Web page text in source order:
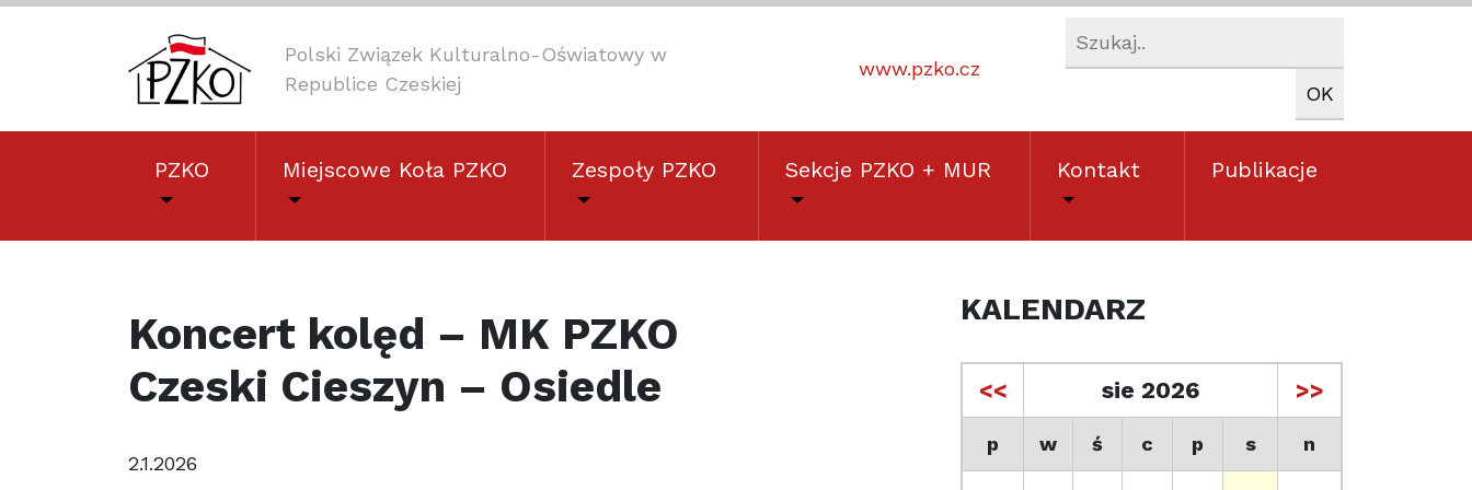
Polski Związek Kulturalno-Oświatowy w
Republice Czeskiej
www.pzko.cz
PZKO Miejscowe Koła PZKO Zespoły PZKO Sekcje PZKO + MUR Kontakt Publikacje
Koncert kolęd – MK PZKO
Czeski Cieszyn – Osiedle
2.1.2026
KALENDARZ
<< sie 2026 >>
p w ś c p s n